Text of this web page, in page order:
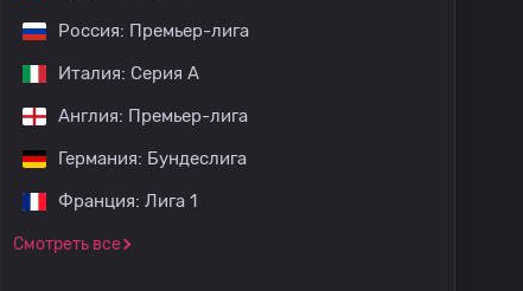
Россия: Премьер-лига
Италия: Серия А
Англия: Премьер-лига
Германия: Бундеслига
Франция: Лига 1
Смотреть все